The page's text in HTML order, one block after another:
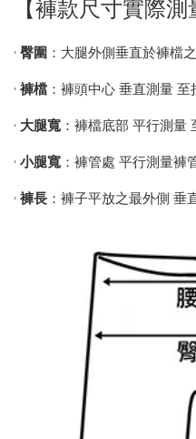
【褲款尺寸實際測
• 臀圍 ：大腿外側垂直於褲檔
• 褲檔 ：褲頭中心 垂直測量
• 大腿寬 ：褲檔底部 平行測量
• 小腿寬 ：褲管處 平行測量褲
• 褲長 ：褲子平放之最外側 垂